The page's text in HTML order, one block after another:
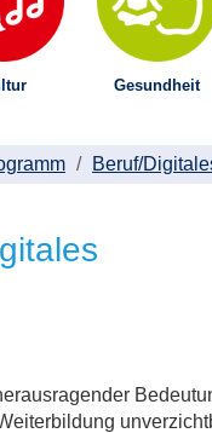
Gesundheit
Beruf/